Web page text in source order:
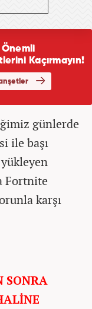
günlerde
ile başı
Fortnite
karşı
SONRA